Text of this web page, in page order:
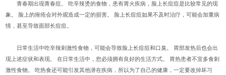
青春期出现青春痘。 吃辛辣烫的食物，患有胃火疾病，脸上长痘痘是比较常见的现
象。 脸上的痤疮会对外观造成一定的损害。 脸上长痘痘如果不及时治疗，可能会加重病
情，甚至导致面部长痘痘。
日常生活中吃辛辣刺激性食物，可能会导致脸上长痘痘和口臭。 胃部发热后也会出
现上述症状和表现。 在日常生活中，您必须拥有良好的生活方式。 胃热患者不宜多食刺
激性食物。 吃热食还可能引发其他潜在疾病，所以为了自己的健康，一定要改掉坏习